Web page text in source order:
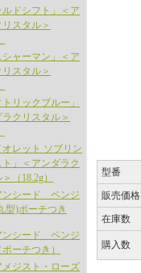
ルドシフト」＜ア
スタル＞
シャーマン」＜ア
スタル＞
トリックブルー」
ラクリスタル＞
オレット ソブリン
ト」＜アンダラク
（18.2g）
ンシード ペンジ
型)ポーチつき
ンシード ペンジ
ーチつき）
メジスト・ローズ
型番
販売価格
在庫数
購入数